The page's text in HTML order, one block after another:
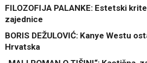
FILOZOFIJA PALANKE: Estetski
zajednice
BORIS DEŽULOVIĆ: Kanye Westu
Hrvatska